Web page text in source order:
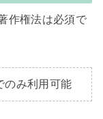
作権法は必須で
のみ利用可能